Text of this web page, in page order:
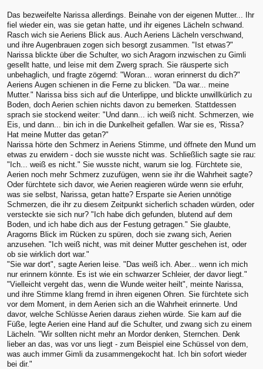
Das bezweifelte Narissa allerdings. Beinahe von der eigenen Mutter... Ihr
fiel wieder ein, was sie getan hatte, und ihr eigenes Lächeln schwand.
Rasch wich sie Aeriens Blick aus. Auch Aeriens Lächeln verschwand,
und ihre Augenbrauen zogen sich besorgt zusammen. "Ist etwas?"
Narissa blickte über die Schulter, wo sich Aragorn inzwischen zu Gimli
gesellt hatte, und leise mit dem Zwerg sprach. Sie räusperte sich
unbehaglich, und fragte zögernd: "Woran... woran erinnerst du dich?"
Aeriens Augen schienen in die Ferne zu blicken. "Da war... meine
Mutter." Narissa biss sich auf die Unterlippe, und blickte unwillkürlich zu
Boden, doch Aerien schien nichts davon zu bemerken. Stattdessen
sprach sie stockend weiter: "Und dann... ich weiß nicht. Schmerzen, wie
Eis, und dann... bin ich in die Dunkelheit gefallen. War sie es, 'Rissa?
Hat meine Mutter das getan?"
Narissa hörte den Schmerz in Aeriens Stimme, und öffnete den Mund um
etwas zu erwidern - doch sie wusste nicht was. Schließlich sagte sie rau:
"Ich... weiß es nicht." Sie wusste nicht, warum sie log. Fürchtete sie,
Aerien noch mehr Schmerz zuzufügen, wenn sie ihr die Wahrheit sagte?
Oder fürchtete sich davor, wie Aerien reagieren würde wenn sie erfuhr,
was sie selbst, Narissa, getan hatte? Ersparte sie Aerien unnötige
Schmerzen, die ihr zu diesem Zeitpunkt sicherlich schaden würden, oder
versteckte sie sich nur? "Ich habe dich gefunden, blutend auf dem
Boden, und ich habe dich aus der Festung getragen." Sie glaubte,
Aragorns Blick im Rücken zu spüren, doch sie zwang sich, Aerien
anzusehen. "Ich weiß nicht, was mit deiner Mutter geschehen ist, oder
ob sie wirklich dort war."
"Sie war dort", sagte Aerien leise. "Das weiß ich. Aber... wenn ich mich
nur erinnern könnte. Es ist wie ein schwarzer Schleier, der davor liegt."
"Vielleicht vergeht das, wenn die Wunde weiter heilt", meinte Narissa,
und ihre Stimme klang fremd in ihren eigenen Ohren. Sie fürchtete sich
vor dem Moment, in dem Aerien sich an die Wahrheit erinnerte. Und
davor, welche Schlüsse Aerien daraus ziehen würde. Sie kam auf die
Füße, legte Aerien eine Hand auf die Schulter, und zwang sich zu einem
Lächeln. "Wir sollten nicht mehr an Mordor denken, Sternchen. Denk
lieber an das, was vor uns liegt - zum Beispiel eine Schüssel von dem,
was auch immer Gimli da zusammengekocht hat. Ich bin sofort wieder
bei dir."